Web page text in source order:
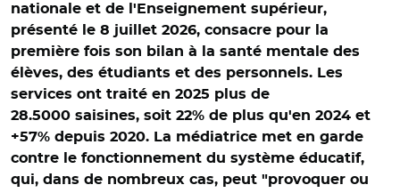
nationale et de l'Enseignement supérieur,
présenté le 8 juillet 2026, consacre pour la
première fois son bilan à la santé mentale des
élèves, des étudiants et des personnels. Les
services ont traité en 2025 plus de
28.5000 saisines, soit 22% de plus qu'en 2024 et
+57% depuis 2020. La médiatrice met en garde
contre le fonctionnement du système éducatif,
qui, dans de nombreux cas, peut "provoquer ou